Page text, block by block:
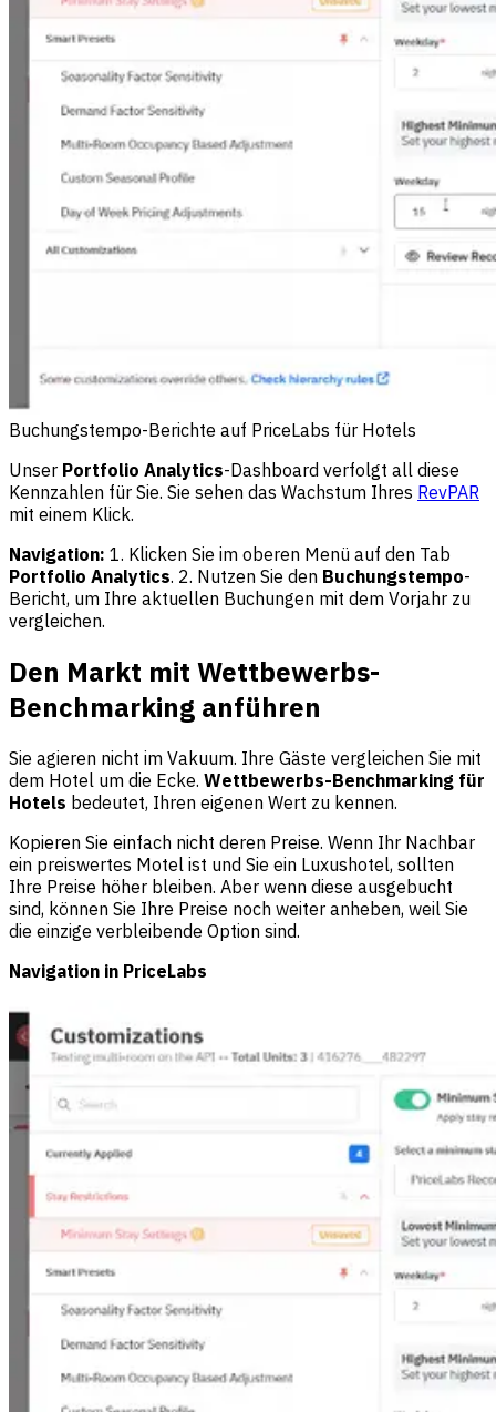
Buchungstempo-Berichte auf PriceLabs für Hotels
Unser Portfolio Analytics-Dashboard verfolgt all diese
Kennzahlen für Sie. Sie sehen das Wachstum Ihres RevPAR
mit einem Klick.
Navigation: 1. Klicken Sie im oberen Menü auf den Tab
Portfolio Analytics. 2. Nutzen Sie den Buchungstempo-
Bericht, um Ihre aktuellen Buchungen mit dem Vorjahr zu
vergleichen.
Den Markt mit Wettbewerbs-
Benchmarking anführen
Sie agieren nicht im Vakuum. Ihre Gäste vergleichen Sie mit
dem Hotel um die Ecke. Wettbewerbs-Benchmarking für
Hotels bedeutet, Ihren eigenen Wert zu kennen.
Kopieren Sie einfach nicht deren Preise. Wenn Ihr Nachbar
ein preiswertes Motel ist und Sie ein Luxushotel, sollten
Ihre Preise höher bleiben. Aber wenn diese ausgebucht
sind, können Sie Ihre Preise noch weiter anheben, weil Sie
die einzige verbleibende Option sind.
Navigation in PriceLabs